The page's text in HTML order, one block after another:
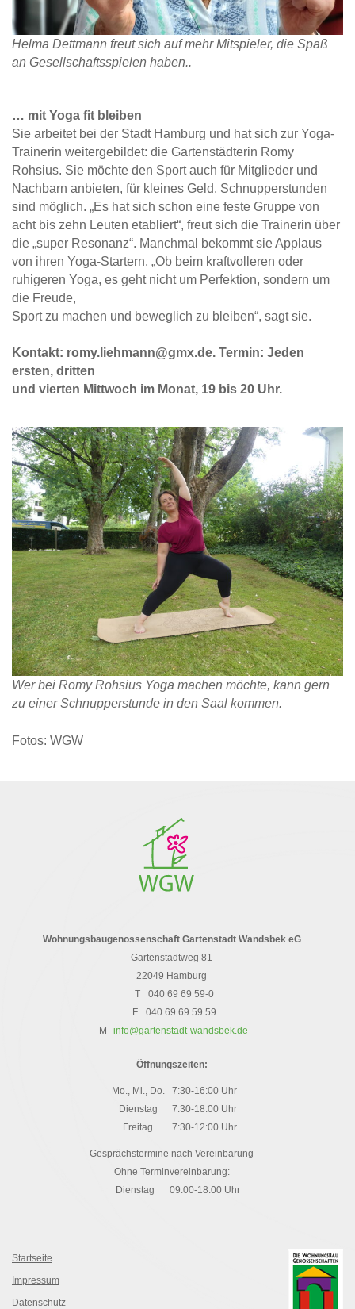
Helma Dettmann freut sich auf mehr Mitspieler, die Spaß
an Gesellschaftsspielen haben..
… mit Yoga fit bleiben
Sie arbeitet bei der Stadt Hamburg und hat sich zur Yoga-
Trainerin weitergebildet: die Gartenstädterin Romy
Rohsius. Sie möchte den Sport auch für Mitglieder und
Nachbarn anbieten, für kleines Geld. Schnupperstunden
sind möglich. „Es hat sich schon eine feste Gruppe von
acht bis zehn Leuten etabliert“, freut sich die Trainerin über
die „super Resonanz“. Manchmal bekommt sie Applaus
von ihren Yoga-Startern. „Ob beim kraftvolleren oder
ruhigeren Yoga, es geht nicht um Perfektion, sondern um
die Freude,
Sport zu machen und beweglich zu bleiben“, sagt sie.
Kontakt: romy.liehmann@gmx.de. Termin: Jeden
ersten, dritten
und vierten Mittwoch im Monat, 19 bis 20 Uhr.
Wer bei Romy Rohsius Yoga machen möchte, kann gern
zu einer Schnupperstunde in den Saal kommen.
Fotos: WGW
Wohnungsbaugenossenschaft Gartenstadt Wandsbek eG
Gartenstadtweg 81
22049 Hamburg
T
040 69 69 59-0
F
040 69 69 59 59
M
info@gartenstadt-wandsbek.de
Öffnungszeiten:
Mo., Mi., Do.
7:30-16:00 Uhr
Dienstag
7:30-18:00 Uhr
Freitag
7:30-12:00 Uhr
Gesprächstermine nach Vereinbarung
Ohne Terminvereinbarung:
Dienstag
09:00-18:00 Uhr
Startseite
Impressum
Datenschutz